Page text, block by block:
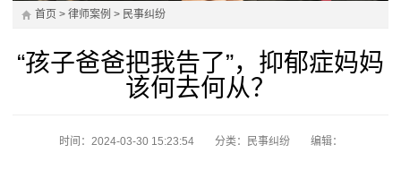
首页 > 律师案例 > 民事纠纷
“孩子爸爸把我告了”，抑郁症妈妈
该何去何从？
时间：2024-03-30 15:23:54 分类： 民事纠纷 编辑：